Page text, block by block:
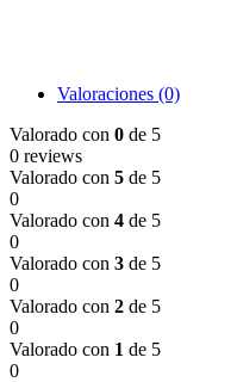
Valoraciones (0)
Valorado con 0 de 5
0 reviews
Valorado con 5 de 5
0
Valorado con 4 de 5
0
Valorado con 3 de 5
0
Valorado con 2 de 5
0
Valorado con 1 de 5
0